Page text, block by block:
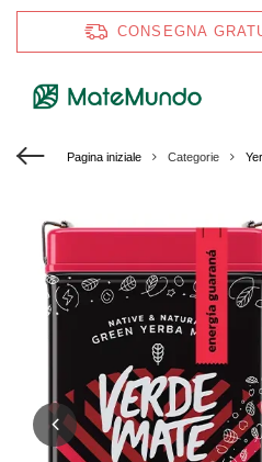
CONSEGNA
Pagina iniziale Categorie